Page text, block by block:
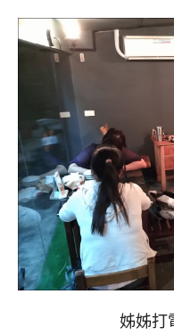
姊姊打